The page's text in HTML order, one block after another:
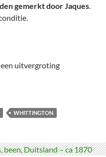
gemerkt door Jaques
uitvergroting
WHITTINGTON